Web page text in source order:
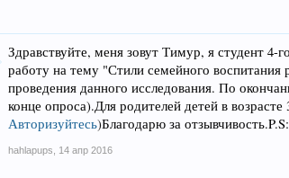
Здравствуйте, меня зовут Тимур, я студент
работу на тему "Стили семейного
проведения данного исследования. По
конце опроса).Для родителей детей в
Авторизуйтесь)Благодарю за отзывчивость.
hahlapups 14 апр 2016